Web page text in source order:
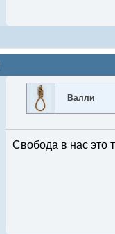
Валли
Свобода в нас это